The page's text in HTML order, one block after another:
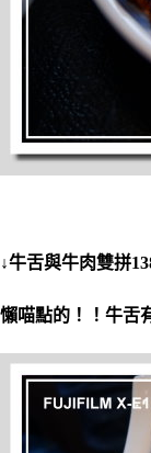
↓牛舌與牛肉雙拼
懶喵點的！！牛舌